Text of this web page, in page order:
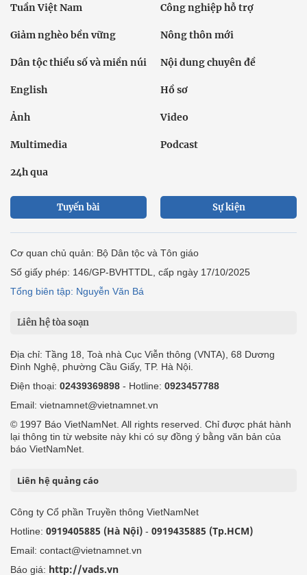
Tuần Việt Nam Công nghiệp hỗ trợ
Giảm nghèo bền vững Nông thôn mới
Dân tộc thiểu số và miền núi Nội dung chuyên đề
English Hồ sơ
Ảnh Video
Multimedia Podcast
24h qua
Tuyến bài Sự kiện
Cơ quan chủ quản: Bộ Dân tộc và Tôn giáo
Số giấy phép: 146/GP-BVHTTDL, cấp ngày 17/10/2025
Tổng biên tập: Nguyễn Văn Bá
Liên hệ tòa soạn
Địa chỉ: Tầng 18, Toà nhà Cục Viễn thông (VNTA), 68 Dương
Đình Nghệ, phường Cầu Giấy, TP. Hà Nội.
Điện thoại: 02439369898 - Hotline: 0923457788
Email: vietnamnet@vietnamnet.vn
© 1997 Báo VietNamNet. All rights reserved. Chỉ được phát hành
lại thông tin từ website này khi có sự đồng ý bằng văn bản của
báo VietNamNet.
Liên hệ quảng cáo
Công ty Cổ phần Truyền thông VietNamNet
Hotline: 0919405885 (Hà Nội) - 0919435885 (Tp.HCM)
Email: contact@vietnamnet.vn
Báo giá: http://vads.vn